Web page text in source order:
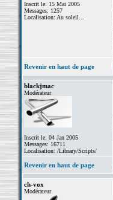
Inscrit le: 15 Mai 2005
Messages: 1257
Localisation: Au soleil...
Revenir en haut de page
blackjmac
Modérateur
Inscrit le: 04 Jan 2005
Messages: 16711
Localisation: /Library/Scripts/
Revenir en haut de page
ch-vox
Modérateur